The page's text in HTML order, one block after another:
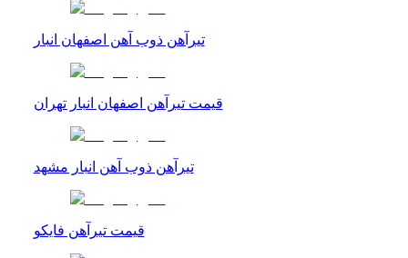
تیرآهن ذوب آهن اصفهان انبار
قیمت تیرآهن اصفهان انبار تهران
تیرآهن ذوب آهن انبار مشهد
قیمت تیرآهن فایکو